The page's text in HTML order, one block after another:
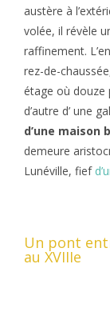
austère à
volée, il révèle
raffinement.
rez-de-
étage où douze
d’autre d’ une
d’une maison
demeure
Lunéville, fief
Un pont
au XVIIIe